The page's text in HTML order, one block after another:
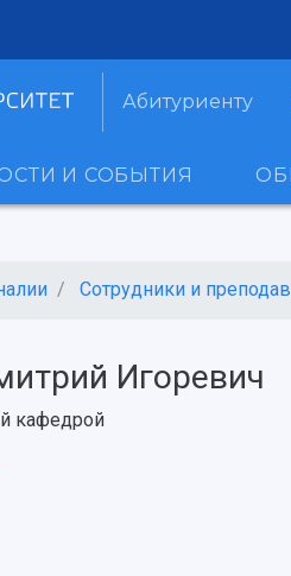
Абитуриенту
И СОБЫТИЯ
Сотрудники и
Игоревич
кафедрой